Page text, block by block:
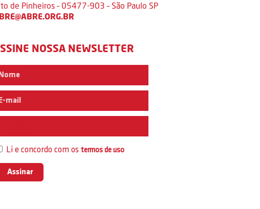
de Pinheiros – 05477-903 – São Paulo SP
NOSSA NEWSLETTER
Li e concordo com ostermos de uso